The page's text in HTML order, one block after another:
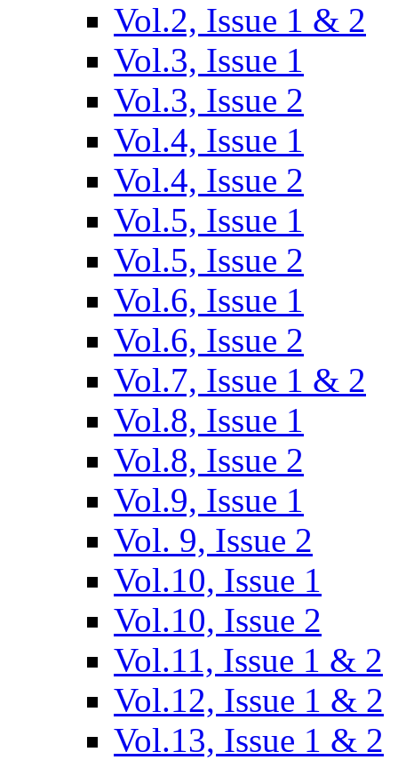
Vol.2, Issue 1 & 2
Vol.3, Issue 1
Vol.3, Issue 2
Vol.4, Issue 1
Vol.4, Issue 2
Vol.5, Issue 1
Vol.5, Issue 2
Vol.6, Issue 1
Vol.6, Issue 2
Vol.7, Issue 1 & 2
Vol.8, Issue 1
Vol.8, Issue 2
Vol.9, Issue 1
Vol. 9, Issue 2
Vol.10, Issue 1
Vol.10, Issue 2
Vol.11, Issue 1 & 2
Vol.12, Issue 1 & 2
Vol.13, Issue 1 & 2